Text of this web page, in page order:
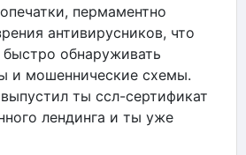
пермаментно
антивирусников, что
быстро обнаруживать
и мошеннические схемы.
ты ссл-сертификат
лендинга и ты уже